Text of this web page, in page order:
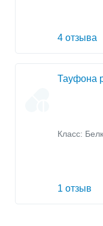
4 отзыва
Тауфона
Класс:
1 отзыв